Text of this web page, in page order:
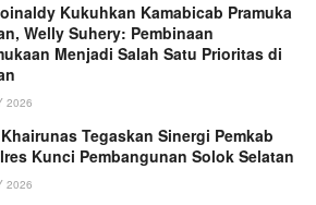
Kukuhkan Kamabicab Pramuka
Welly Suhery: Pembinaan
Menjadi Salah Satu Prioritas di
2026
Tegaskan Sinergi Pemkab
Kunci Pembangunan Solok Selatan
2026